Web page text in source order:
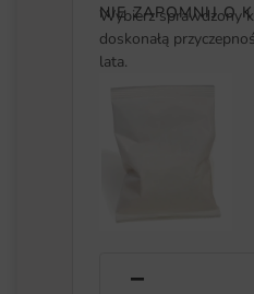
NIE ZAPOMNIJ O
Wybierz sprawdzony
doskonałą
lata.
−